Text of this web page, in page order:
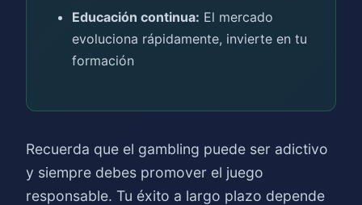
Educación continua: El mercado
evoluciona rápidamente, invierte en tu
formación
Recuerda que el gambling puede ser adictivo
y siempre debes promover el juego
responsable. Tu éxito a largo plazo depende